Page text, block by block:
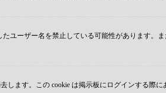
ユーザー名を禁止している可能性があります
します。この cookie は掲示板にログインする